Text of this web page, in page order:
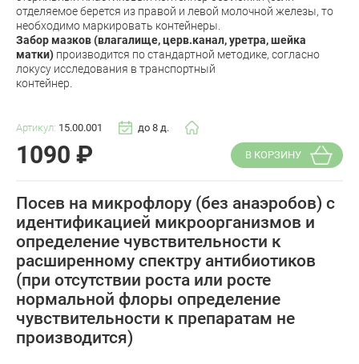
отделяемое берется из правой и левой молочной железы, то
необходимо маркировать контейнеры.
Забор мазков (влагалище, церв.канал, уретра, шейка
матки) производится по стандартной методике, согласно
локусу исследования в транспортный
контейнер.
Артикул: 15.00.001 до 8 д.
1090 ₽ В КОРЗИНУ
Посев на микрофлору (без анаэробов) с
идентификацией микроорганизмов и
определение чувствительности к
расширенному спектру антибиотиков
(при отсутствии роста или росте
нормальной флоры определение
чувствительности к препаратам не
производится)